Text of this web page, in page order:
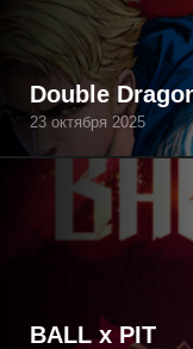
Double
23 октября 2025
BALL x PIT